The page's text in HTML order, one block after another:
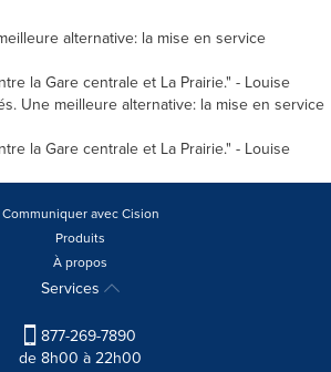
alternative: la mise en service
la Gare centrale et La Prairie." - Louise
Une meilleure alternative: la mise en service
la Gare centrale et La Prairie." - Louise
Communiquer avec Cision
Produits
À propos
Services
877-269-7890
de 8h00 à 22h00